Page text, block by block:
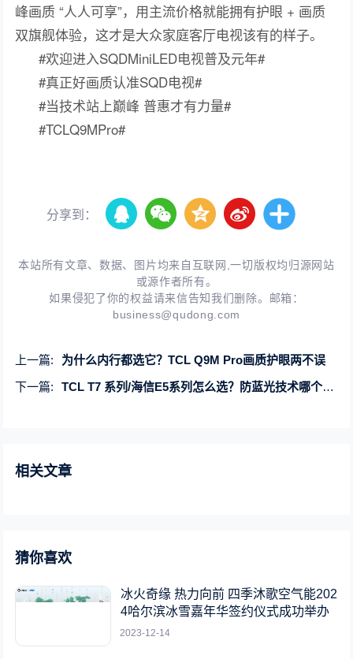
峰画质 “人人可享”，用主流价格就能拥有护眼 + 画质
双旗舰体验，这才是大众家庭客厅电视该有的样子。
#欢迎进入SQDMiniLED电视普及元年#
#真正好画质认准SQD电视#
#当技术站上巅峰 普惠才有力量#
#TCLQ9MPro#
分享到：
本站所有文章、数据、图片均来自互联网,一切版权均归源网站
或源作者所有。
如果侵犯了你的权益请来信告知我们删除。邮箱：
business@qudong.com
上一篇:
为什么内行都选它？TCL Q9M Pro画质护眼两不误
下一篇:
TCL T7 系列/海信E5系列怎么选？防蓝光技术哪个更好一点？
相关文章
猜你喜欢
冰火奇缘 热力向前 四季沐歌空气能202
4哈尔滨冰雪嘉年华签约仪式成功举办
2023-12-14